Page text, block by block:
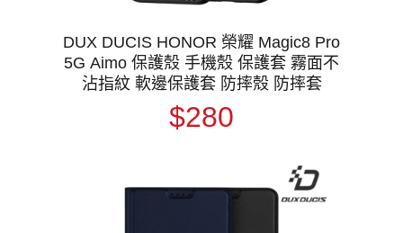
DUX DUCIS HONOR 榮耀 Magic8 Pro
5G Aimo 保護殼 手機殼 保護套 霧面不
沾指紋 軟邊保護套 防摔殼 防摔套
$280